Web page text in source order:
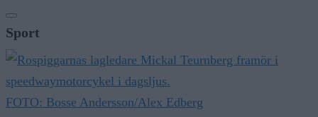
Sport
FOTO: Bosse Andersson/Alex Edberg